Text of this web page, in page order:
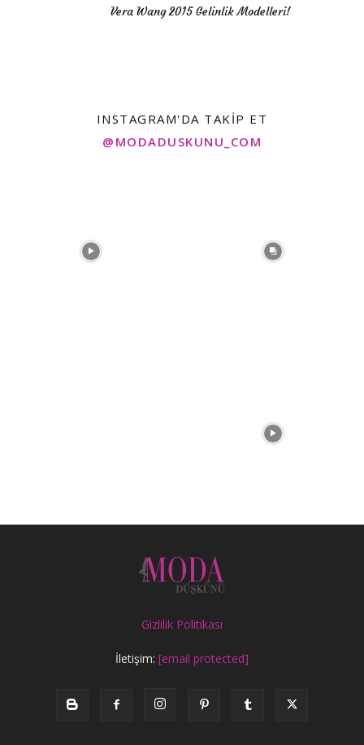
Vera Wang 2015 Gelinlik Modelleri!
INSTAGRAM'DA TAKIP ET
@MODADUSKUNU_COM
Gizlilik Politikası
İletişim: [email protected]